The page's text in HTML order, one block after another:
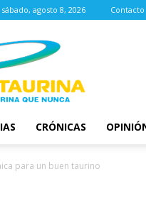
sábado, agosto 8, 2026 Contacto
CRÓNICAS
para un buen taurino